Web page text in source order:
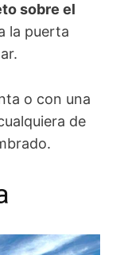
sobre el
la puerta
o con una
de